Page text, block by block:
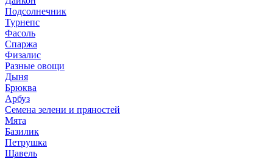
Подсолнечник
Турнепс
Фасоль
Спаржа
Физалис
Разные овощи
Дыня
Брюква
Арбуз
Семена зелени и пряностей
Мята
Базилик
Петрушка
Щавель